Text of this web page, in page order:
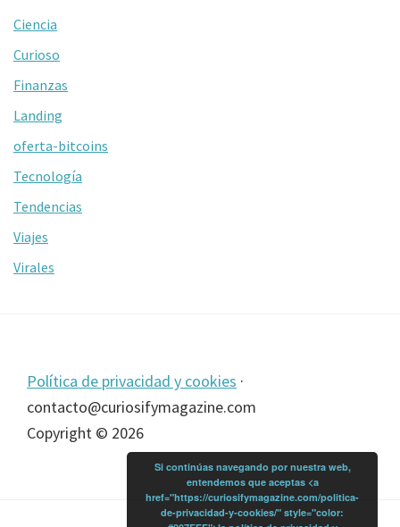
Ciencia
Curioso
Finanzas
Landing
oferta-bitcoins
Tecnología
Tendencias
Viajes
Virales
Footer
Política de privacidad y cookies ·
contacto@curiosifymagazine.com
Copyright © 2026
Si continúas navegando por nuestra web,
entendemos que aceptas <a
href="https://curiosifymagazine.com/politica-
de-privacidad-y-cookies/" style="color: